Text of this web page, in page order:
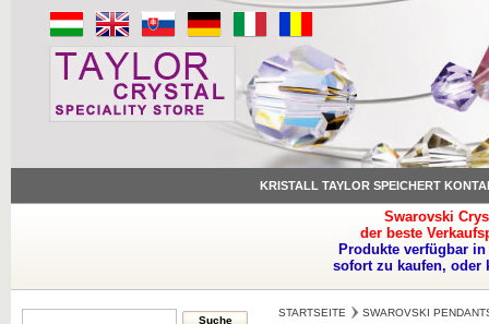
KRISTALL TAYLOR SPEICHERT
Swarovski
der beste
Produkte verfügbar
sofort zu kaufen, oder
STARTSEITE SWAROVSKI